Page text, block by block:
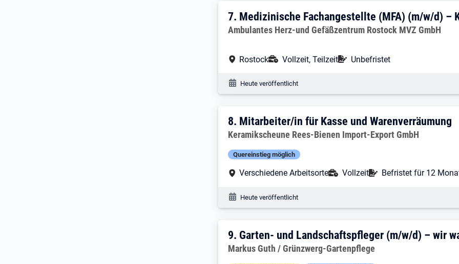
7. Ergebnis: Medizinische
7. Medizinische Fachangestellte (MFA) (m/w/d) –
Arbeitgeber:
Ambulantes Herz-und Gefäßzentrum Rostock MVZ GmbH
Arbeitsort:
Rostock Anstellungsart:
Vollzeit, Teilzeit Befristung:
Unbefristet
Veröffentlichungsdatum:
Heute veröffentlicht
8. Ergebnis: Mitarbeiter/in für Kasse und
8. Mitarbeiter/in für Kasse und Warenverräumung
Arbeitgeber:
Keramikscheune Rees-Bienen Import-Export GmbH
Quereinstieg möglich
Arbeitsort:
Verschiedene Arbeitsorte Anstellungsart:
Vollzeit Befristung:
Befristet für 12
Veröffentlichungsdatum:
Heute veröffentlicht
9. Ergebnis: Garten- und
9. Garten- und Landschaftspfleger (m/w/d) – wir
Arbeitgeber:
Markus Guth / Grünzwerg-Gartenpflege